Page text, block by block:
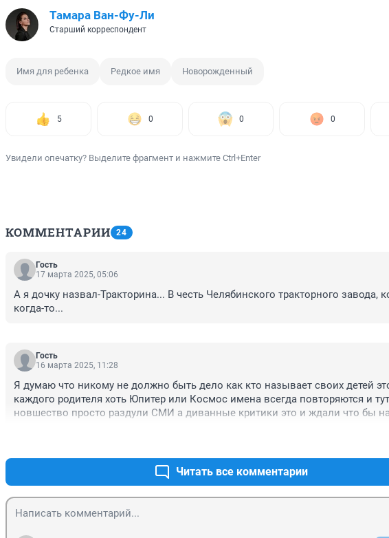
Тамара Ван-Фу-Ли
Старший корреспондент
Имя для ребенка Редкое имя Новорожденный
5 0 0 0
Увидели опечатку? Выделите фрагмент и нажмите Ctrl+Enter
КОММЕНТАРИИ 24
Гость
17 марта 2025, 05:06
А я дочку назвал-Тракторина... В честь Челябинского тракторного завода,
когда-то...
Гость
16 марта 2025, 11:28
Я думаю что никому не должно быть дело как кто называет своих детей
каждого родителя хоть Юпитер или Космос имена всегда повторяются и
новшество просто раздули СМИ а диванные критики это и ждали что бы
Читать все комментарии